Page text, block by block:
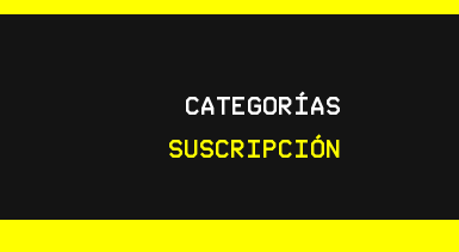
Categorías
Suscripción